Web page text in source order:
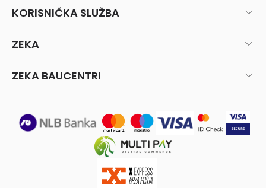
KORISNIČKA SLUŽBA
ZEKA
ZEKA BAUCENTRI